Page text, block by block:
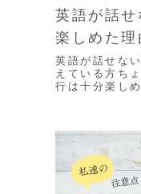
英語が話
楽しめた理
英語が話せな
えている方ち
行は十分楽し